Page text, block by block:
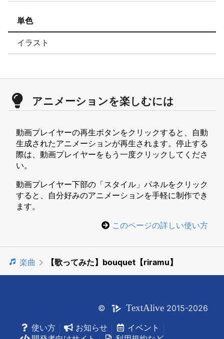
単色
イラスト
アニメーションを楽しむには
動画プレイヤーの再生ボタンをクリックすると、自動
生成されたアニメーションが再生されます。停止する
際は、動画プレイヤーをもう一度クリックしてくださ
い。
動画プレイヤー下部の「スタイル」パネルをクリック
すると、自分好みのアニメーションを手軽に制作でき
ます。
このページの詳しい使い方
楽曲 【歌ってみた】bouquet【riramu】
© TextAlive 2015-2026
使い方
お知らせ
イベント